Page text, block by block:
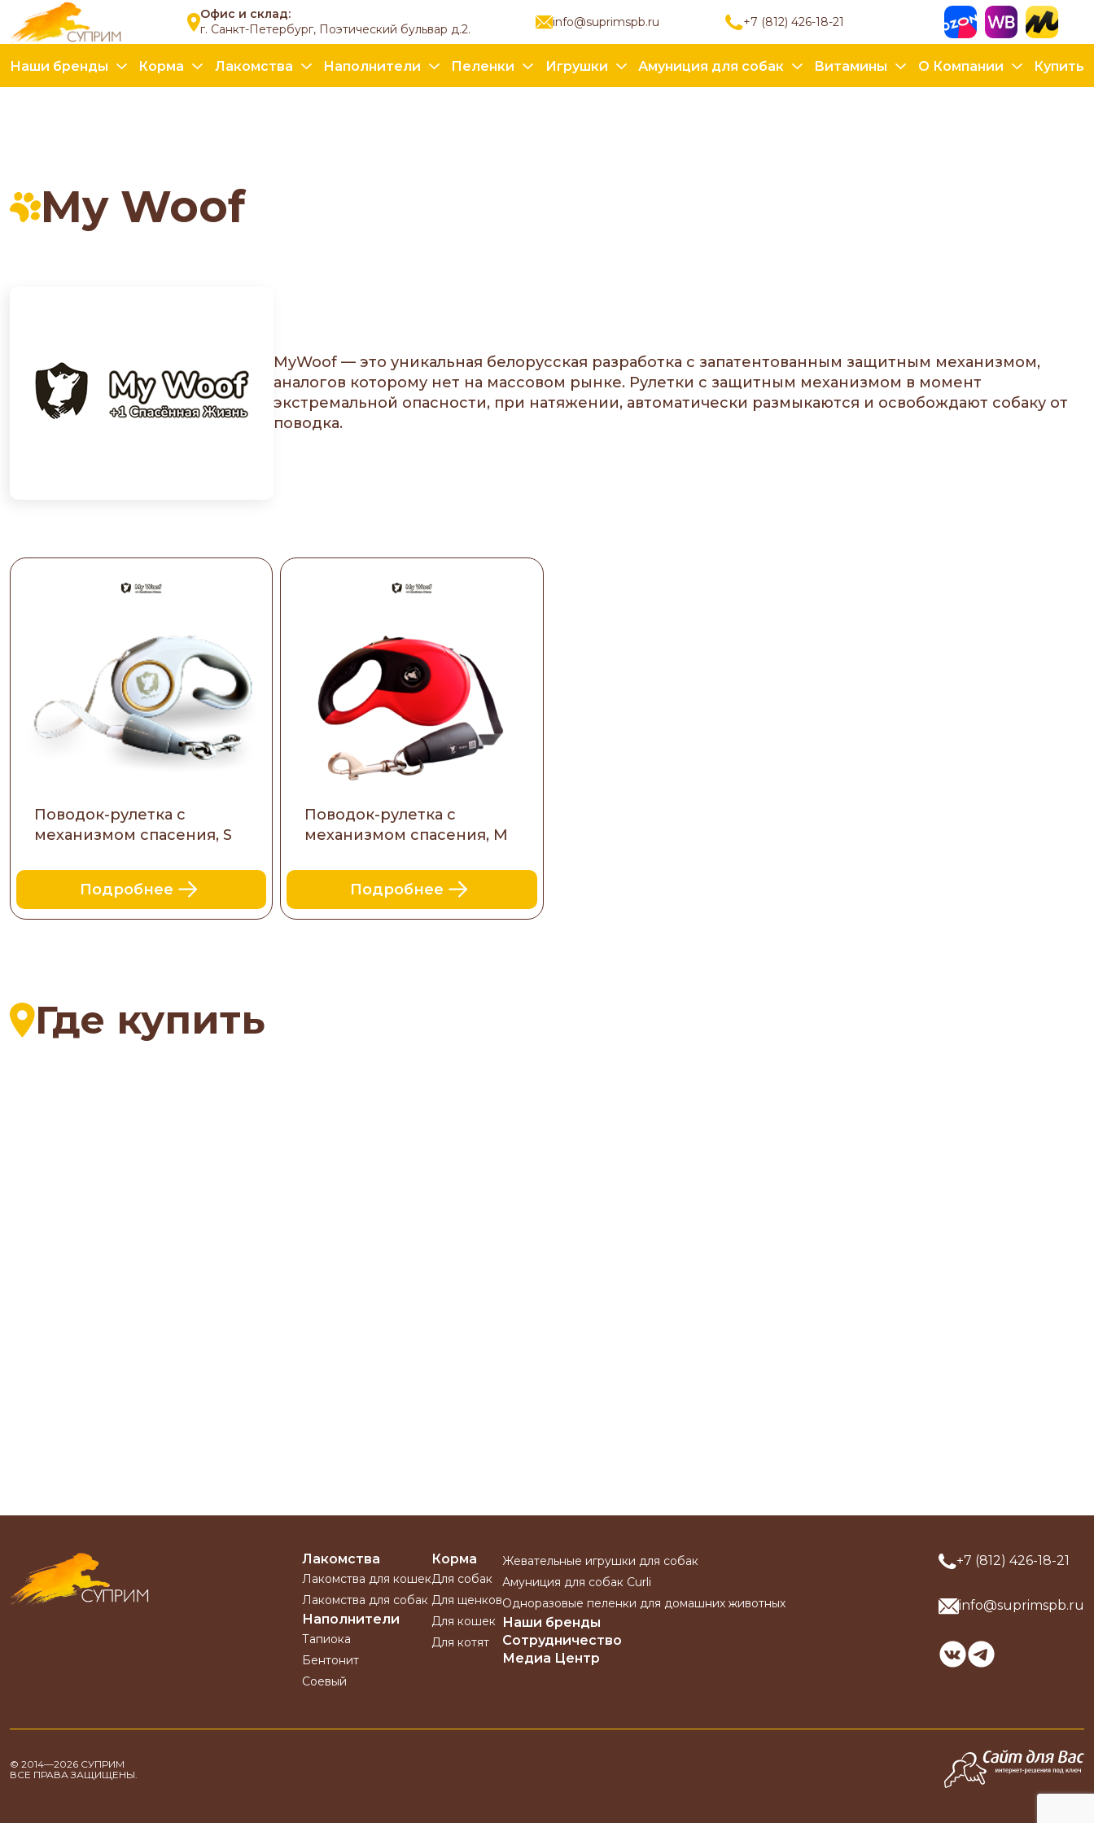
Офис и склад:
г. Санкт-Петербург, Поэтический бульвар д.2.
info@suprimspb.ru +7 (812) 426-18-21
Наши бренды Корма Лакомства Наполнители Пеленки Игрушки Амуниция для собак Витамины О Компании Купить
My Woof
MyWoof — это уникальная белорусская разработка с запатентованным защитным механизмом,
аналогов которому нет на массовом рынке. Рулетки с защитным механизмом в момент
экстремальной опасности, при натяжении, автоматически размыкаются и освобождают собаку от
поводка.
Поводок-рулетка с
механизмом спасения, S
Подробнее
Поводок-рулетка с
механизмом спасения, М
Подробнее
Где купить
Лакомства
Лакомства для кошек
Лакомства для собак
Наполнители
Тапиока
Бентонит
Соевый
Корма
Для собак
Для щенков
Для кошек
Для котят
Жевательные игрушки для собак
Амуниция для собак Curli
Одноразовые пеленки для домашних животных
Наши бренды
Сотрудничество
Медиа Центр
+7 (812) 426-18-21
info@suprimspb.ru
© 2014—2026 СУПРИМ
ВСЕ ПРАВА ЗАЩИЩЕНЫ.